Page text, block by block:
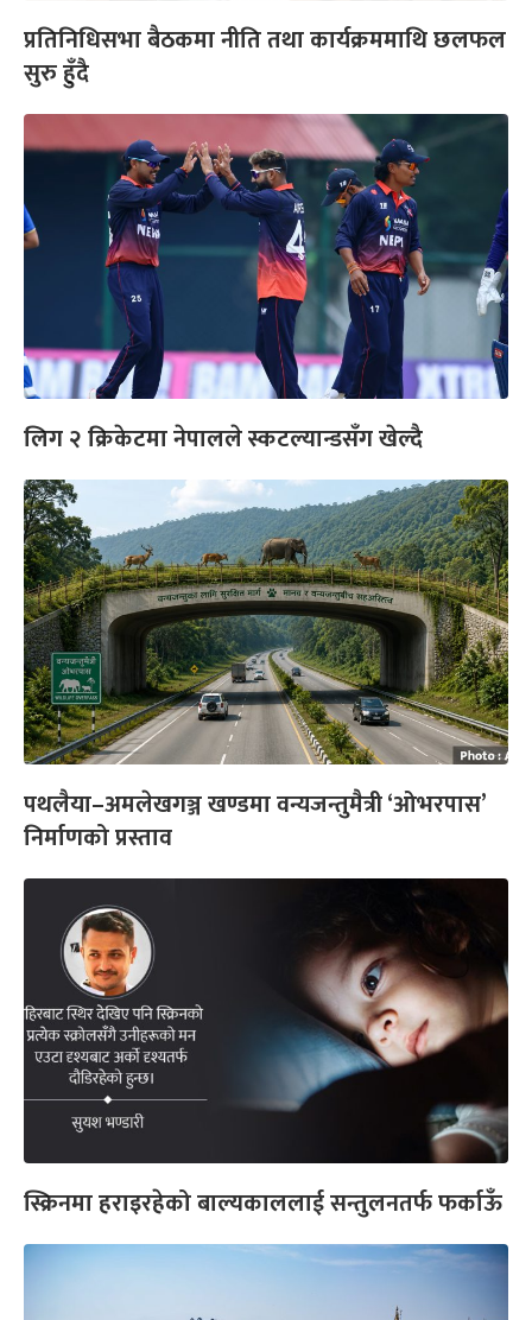
प्रतिनिधिसभा बैठकमा नीति तथा कार्यक्रममाथि छलफल
सुरु हुँदै
लिग २ क्रिकेटमा नेपालले स्कटल्यान्डसँग खेल्दै
पथलैया–अमलेखगञ्ज खण्डमा वन्यजन्तुमैत्री ‘ओभरपास’
निर्माणको प्रस्ताव
स्क्रिनमा हराइरहेको बाल्यकाललाई सन्तुलनतर्फ फर्काऊँ